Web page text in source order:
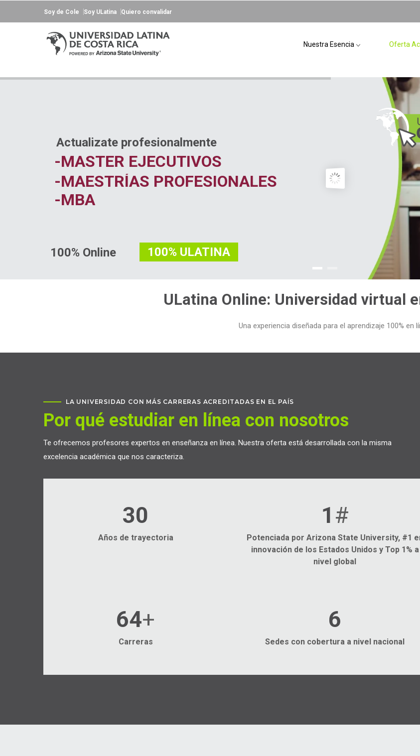
Soy de Cole Soy ULatina Quiero convalidar
Nuestra Esencia Oferta
Actualizate profesionalmente
100% Online 100% ULATINA
-MAESTRÍAS PROFESIONALES
-MASTER EJECUTIVOS
-MBA
ULatina Online: Universidad virtual
Una experiencia diseñada para el aprendizaje 100% en
LA UNIVERSIDAD CON MÁS CARRERAS ACREDITADAS EN EL PAÍS
Por qué estudiar en línea con nosotros
Te ofrecemos profesores expertos en enseñanza en línea. Nuestra oferta está desarrollada con la misma
excelencia académica que nos caracteriza.
30
Años de trayectoria
1 #
Potenciada por Arizona State University, #1
innovación de los Estados Unidos y Top 1% a
nivel global
87+
Carreras
8
Sedes con cobertura a nivel nacional